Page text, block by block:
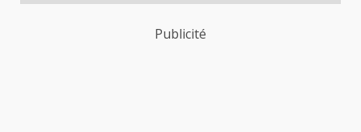
Publicité